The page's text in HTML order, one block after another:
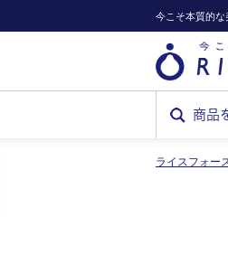
今こそ本質的な
商品
ライスフォー